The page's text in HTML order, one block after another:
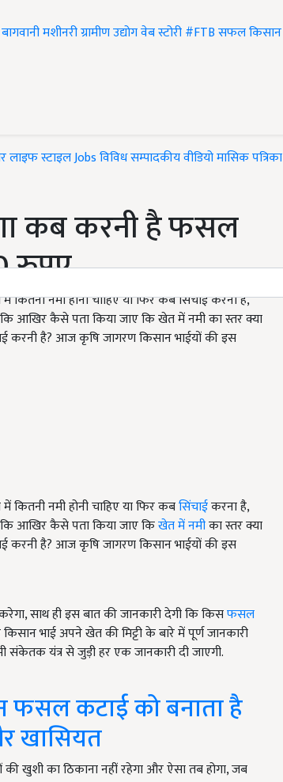
बागवानीमशीनरीग्रामीण उद्योगवेब स्टोरी#FTBसफल किसान
लाइफ स्टाइलJobsविविधसम्पादकीयवीडियोमासिक पत्रिका
कब करनी है फसल
रुपए
नमी होनी चाहिए या फिर कब सिंचाई करना है,
आखिर कैसे पता किया जाए कि खेत में नमी का स्तर क्या
है? आज कृषि जागरण किसान भाईयों की इस
नमी होनी चाहिए या फिर कबसिंचाईकरना है,
कि आखिर कैसे पता किया जाए किखेत में नमीका स्तर क्या
है? आज कृषि जागरण किसान भाईयों की इस
साथ ही इस बात की जानकारी देगी कि किसफसल
भाई अपने खेत की मिट्टी के बारे में पूर्ण जानकारी
यंत्र से जुड़ी हर एक जानकारी दी जाएगी.
फसल कटाई को बनाता है
खासियत
खुशी का ठिकाना नहीं रहेगा और ऐसा तब होगा, जब